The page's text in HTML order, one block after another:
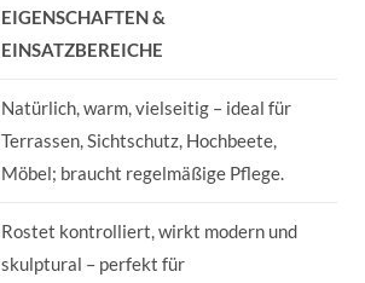
EIGENSCHAFTEN &
EINSATZBEREICHE
Natürlich, warm, vielseitig – ideal für
Terrassen, Sichtschutz, Hochbeete,
Möbel; braucht regelmäßige Pflege.
Rostet kontrolliert, wirkt modern und
skulptural – perfekt für